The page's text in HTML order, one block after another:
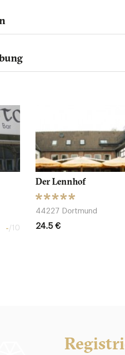
-/10
Der Lennhof
44227 Dortmund
24.5 €